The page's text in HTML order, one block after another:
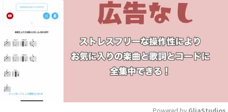
Powered by GliaStudios